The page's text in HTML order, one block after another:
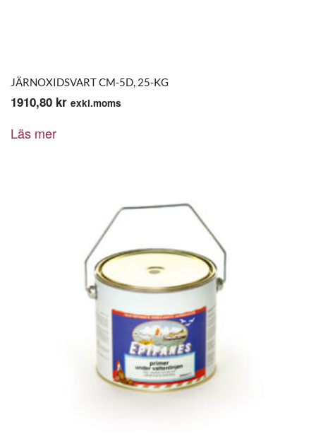
JÄRNOXIDSVART CM-5D, 25-KG
1910,80 kr exkl.moms
Läs mer